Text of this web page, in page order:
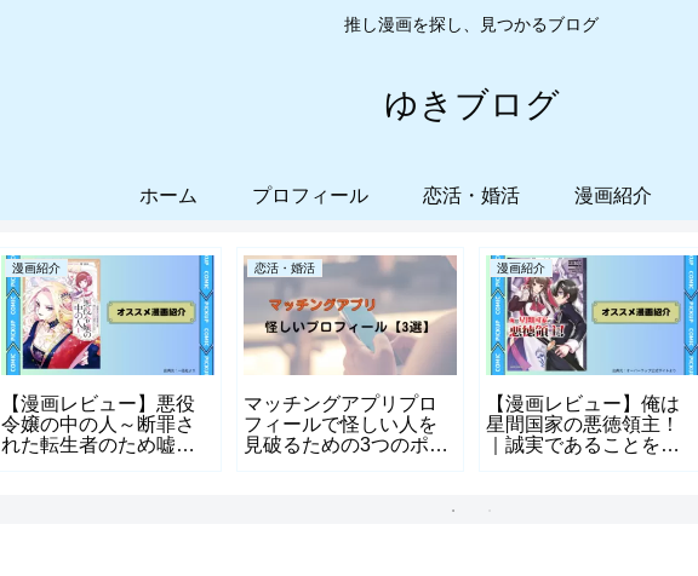
推し漫画を探し、見つかるブログ
ゆきブログ
ホーム プロフィール 恋活・婚活 漫画紹介
漫画紹介
【漫画レビュー】悪役
令嬢の中の人～断罪さ
れた転生者のため嘘つ
恋活・婚活
マッチングアプリプロ
フィールで怪しい人を
見破るための3つのポイ
漫画紹介
【漫画レビュー】俺は
星間国家の悪徳領主！
｜誠実であることを捨